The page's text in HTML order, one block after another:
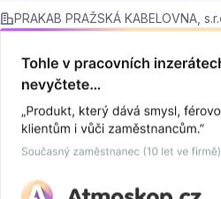
PRAKAB PRAŽSKÁ KABELOVNA,